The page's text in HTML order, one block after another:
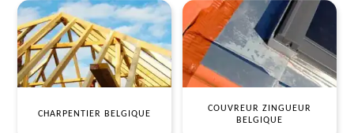
CHARPENTIER BELGIQUE
COUVREUR ZINGUEUR
BELGIQUE